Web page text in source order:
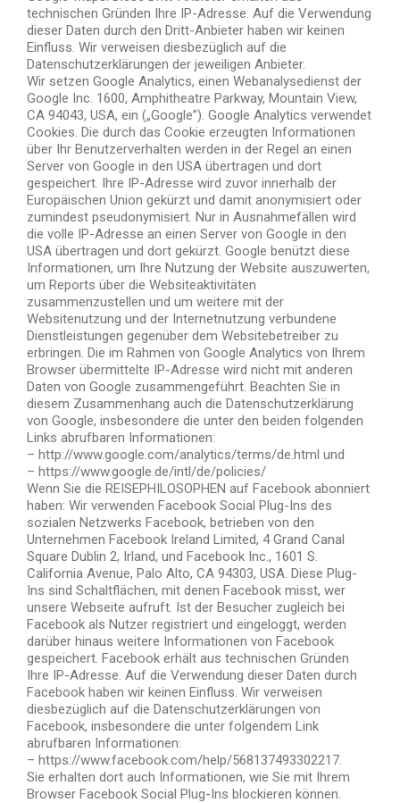
technischen Gründen Ihre IP-Adresse. Auf die Verwendung
dieser Daten durch den Dritt-Anbieter haben wir keinen
Einfluss. Wir verweisen diesbezüglich auf die
Datenschutzerklärungen der jeweiligen Anbieter.
Wir setzen Google Analytics, einen Webanalysedienst der
Google Inc. 1600, Amphitheatre Parkway, Mountain View,
CA 94043, USA, ein („Google”). Google Analytics verwendet
Cookies. Die durch das Cookie erzeugten Informationen
über Ihr Benutzerverhalten werden in der Regel an einen
Server von Google in den USA übertragen und dort
gespeichert. Ihre IP-Adresse wird zuvor innerhalb der
Europäischen Union gekürzt und damit anonymisiert oder
zumindest pseudonymisiert. Nur in Ausnahmefällen wird
die volle IP-Adresse an einen Server von Google in den
USA übertragen und dort gekürzt. Google benützt diese
Informationen, um Ihre Nutzung der Website auszuwerten,
um Reports über die Websiteaktivitäten
zusammenzustellen und um weitere mit der
Websitenutzung und der Internetnutzung verbundene
Dienstleistungen gegenüber dem Websitebetreiber zu
erbringen. Die im Rahmen von Google Analytics von Ihrem
Browser übermittelte IP-Adresse wird nicht mit anderen
Daten von Google zusammengeführt. Beachten Sie in
diesem Zusammenhang auch die Datenschutzerklärung
von Google, insbesondere die unter den beiden folgenden
Links abrufbaren Informationen:
– http://www.google.com/analytics/terms/de.html und
– https://www.google.de/intl/de/policies/
Wenn Sie die REISEPHILOSOPHEN auf Facebook abonniert
haben: Wir verwenden Facebook Social Plug-Ins des
sozialen Netzwerks Facebook, betrieben von den
Unternehmen Facebook Ireland Limited, 4 Grand Canal
Square Dublin 2, Irland, und Facebook Inc., 1601 S.
California Avenue, Palo Alto, CA 94303, USA. Diese Plug-
Ins sind Schaltflächen, mit denen Facebook misst, wer
unsere Webseite aufruft. Ist der Besucher zugleich bei
Facebook als Nutzer registriert und eingeloggt, werden
darüber hinaus weitere Informationen von Facebook
gespeichert. Facebook erhält aus technischen Gründen
Ihre IP-Adresse. Auf die Verwendung dieser Daten durch
Facebook haben wir keinen Einfluss. Wir verweisen
diesbezüglich auf die Datenschutzerklärungen von
Facebook, insbesondere die unter folgendem Link
abrufbaren Informationen:
– https://www.facebook.com/help/568137493302217.
Sie erhalten dort auch Informationen, wie Sie mit Ihrem
Browser Facebook Social Plug-Ins blockieren können.